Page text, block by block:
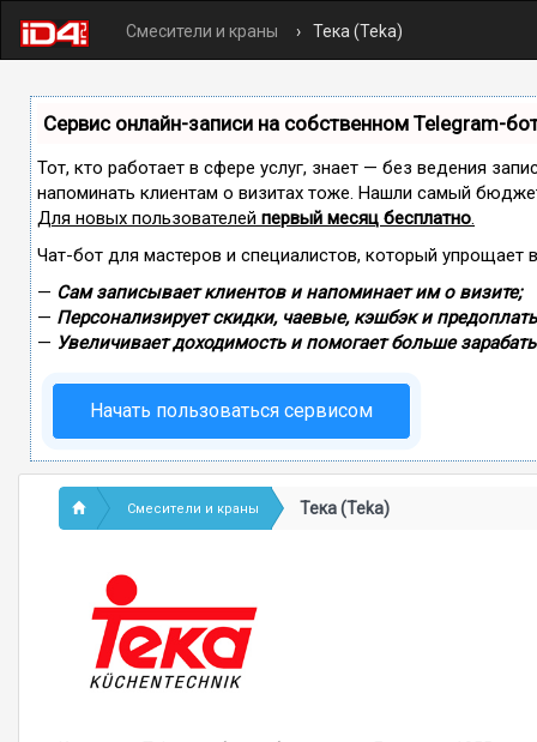
Смесители и краны Тека (Teka)
Сервис онлайн-записи на собственном Telegram-
Тот, кто работает в сфере услуг, знает — без ведения
напоминать клиентам о визитах тоже. Нашли самый
Для новых пользователей первый месяц бесплатно.
Чат-бот для мастеров и специалистов, который упрощает
— Сам записывает клиентов и напоминает им о визите;
— Персонализирует скидки, чаевые, кэшбэк и
— Увеличивает доходимость и помогает больше
Начать пользоваться сервисом
Смесители и краны Тека (Teka)